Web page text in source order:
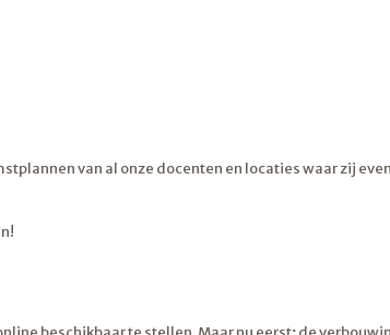
van al onze docenten en locaties waar zij